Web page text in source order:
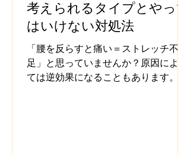
考えられるタイプとやって
はいけない対処法
「腰を反らすと痛い＝ストレッチ不
足」と思っていませんか？原因によっ
ては逆効果になることもあります。